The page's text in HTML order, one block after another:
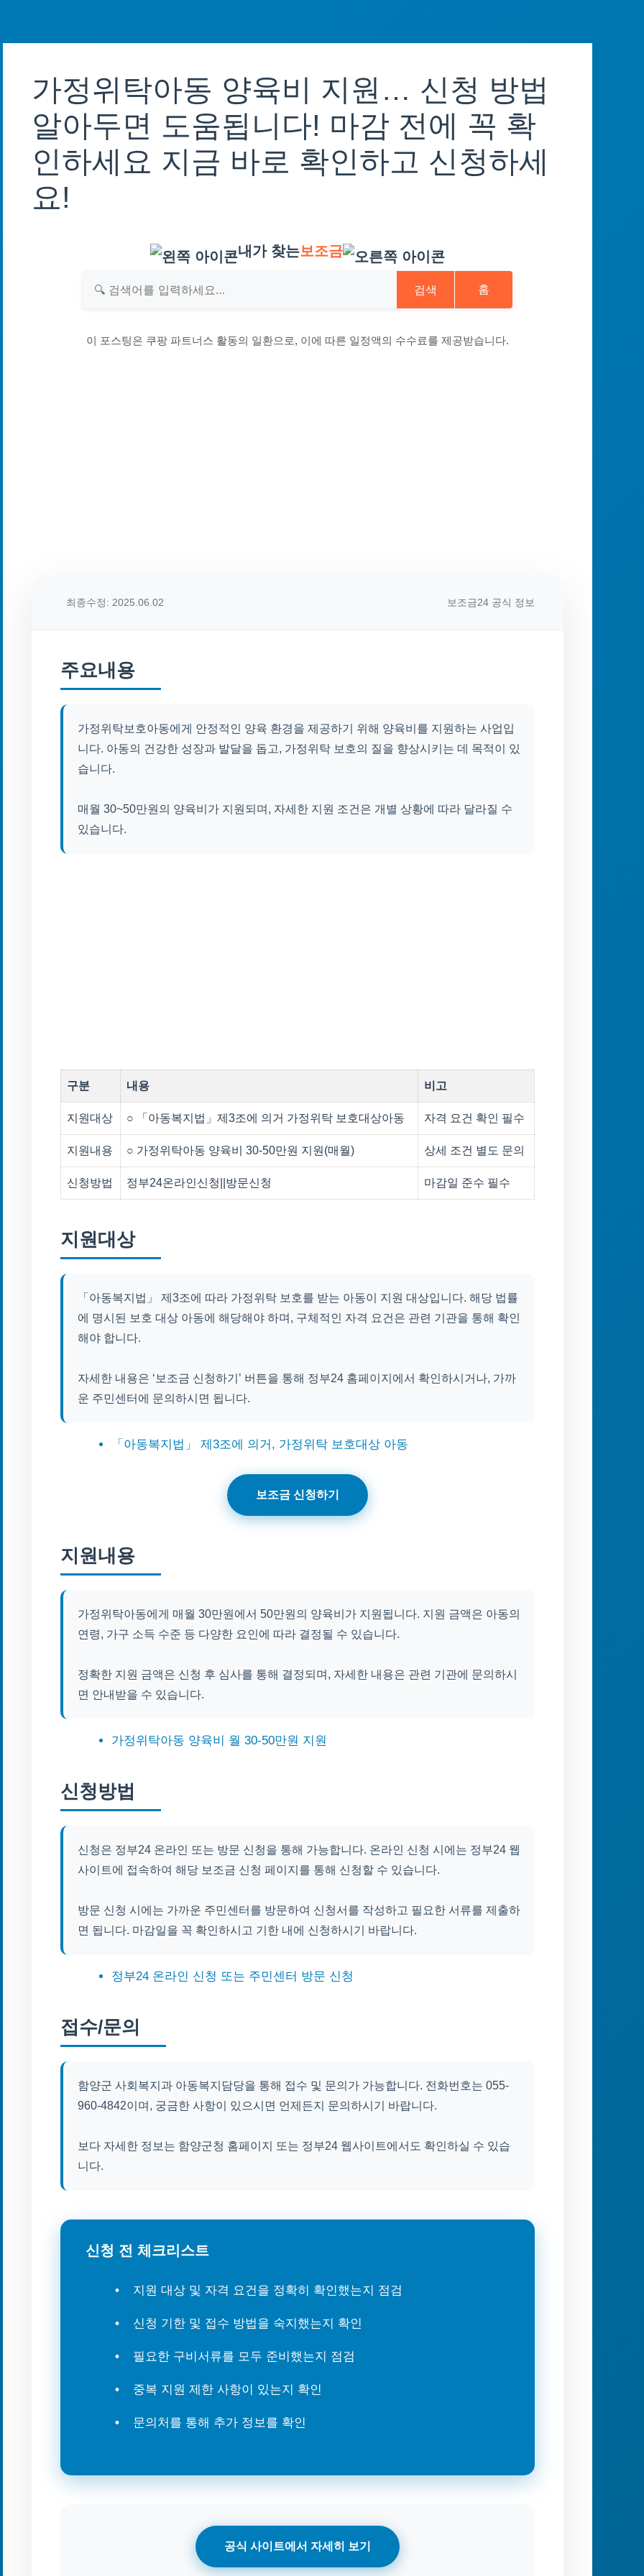
가정위탁아동 양육비 지원… 신청 방법
알아두면 도움됩니다! 마감 전에 꼭 확
인하세요 지금 바로 확인하고 신청하세
요!
내가 찾는보조금
검색 홈
이 포스팅은 쿠팡 파트너스 활동의 일환으로, 이에 따른 일정액의 수수료를 제공받습니다.
최종수정: 2025.06.02 보조금24 공식 정보
주요내용
가정위탁보호아동에게 안정적인 양육 환경을 제공하기 위해 양육비를 지원하는 사업입
니다. 아동의 건강한 성장과 발달을 돕고, 가정위탁 보호의 질을 향상시키는 데 목적이 있
습니다.
매월 30~50만원의 양육비가 지원되며, 자세한 지원 조건은 개별 상황에 따라 달라질 수
있습니다.
구분 내용 비고
지원대상 ○ 「아동복지법」제3조에 의거 가정위탁 보호대상아동 자격 요건 확인 필수
지원내용 ○ 가정위탁아동 양육비 30-50만원 지원(매월) 상세 조건 별도 문의
신청방법 정부24온라인신청||방문신청 마감일 준수 필수
지원대상
「아동복지법」 제3조에 따라 가정위탁 보호를 받는 아동이 지원 대상입니다. 해당 법률
에 명시된 보호 대상 아동에 해당해야 하며, 구체적인 자격 요건은 관련 기관을 통해 확인
해야 합니다.
자세한 내용은 ‘보조금 신청하기’ 버튼을 통해 정부24 홈페이지에서 확인하시거나, 가까
운 주민센터에 문의하시면 됩니다.
「아동복지법」 제3조에 의거, 가정위탁 보호대상 아동
보조금 신청하기
지원내용
가정위탁아동에게 매월 30만원에서 50만원의 양육비가 지원됩니다. 지원 금액은 아동의
연령, 가구 소득 수준 등 다양한 요인에 따라 결정될 수 있습니다.
정확한 지원 금액은 신청 후 심사를 통해 결정되며, 자세한 내용은 관련 기관에 문의하시
면 안내받을 수 있습니다.
가정위탁아동 양육비 월 30-50만원 지원
신청방법
신청은 정부24 온라인 또는 방문 신청을 통해 가능합니다. 온라인 신청 시에는 정부24 웹
사이트에 접속하여 해당 보조금 신청 페이지를 통해 신청할 수 있습니다.
방문 신청 시에는 가까운 주민센터를 방문하여 신청서를 작성하고 필요한 서류를 제출하
면 됩니다. 마감일을 꼭 확인하시고 기한 내에 신청하시기 바랍니다.
정부24 온라인 신청 또는 주민센터 방문 신청
접수/문의
함양군 사회복지과 아동복지담당을 통해 접수 및 문의가 가능합니다. 전화번호는 055-
960-4842이며, 궁금한 사항이 있으시면 언제든지 문의하시기 바랍니다.
보다 자세한 정보는 함양군청 홈페이지 또는 정부24 웹사이트에서도 확인하실 수 있습
니다.
신청 전 체크리스트
지원 대상 및 자격 요건을 정확히 확인했는지 점검
신청 기한 및 접수 방법을 숙지했는지 확인
필요한 구비서류를 모두 준비했는지 점검
중복 지원 제한 사항이 있는지 확인
문의처를 통해 추가 정보를 확인
공식 사이트에서 자세히 보기